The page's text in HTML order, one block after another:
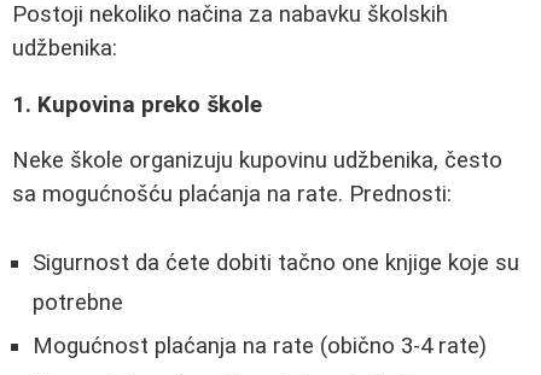
Postoji nekoliko načina za nabavku školskih
udžbenika:
1. Kupovina preko škole
Neke škole organizuju kupovinu udžbenika, često
sa mogućnošću plaćanja na rate. Prednosti:
Sigurnost da ćete dobiti tačno one knjige koje su
potrebne
Mogućnost plaćanja na rate (obično 3-4 rate)